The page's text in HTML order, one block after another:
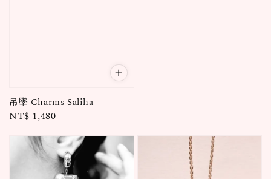
吊墜 Charms Saliha
Regular
NT$ 1,480